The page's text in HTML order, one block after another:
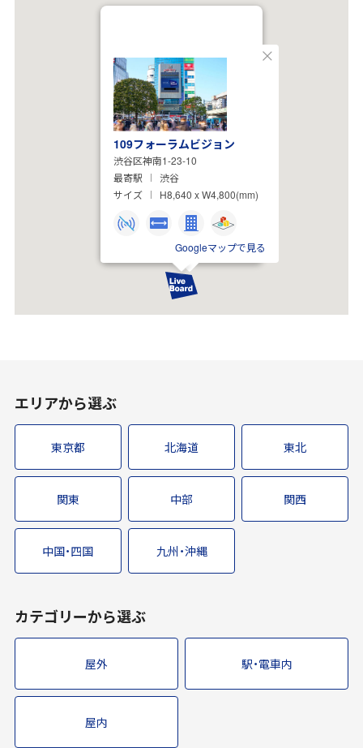
109フォーラムビジョン
渋谷区神南1-23-10
最寄駅
渋谷
サイズ
H8,640 x W4,800(mm)
Googleマップで見る
エリアから選ぶ
東京都 北海道 東北
関東 中部 関西
中国・四国 九州・沖縄
カテゴリーから選ぶ
屋外 駅・電車内
屋内